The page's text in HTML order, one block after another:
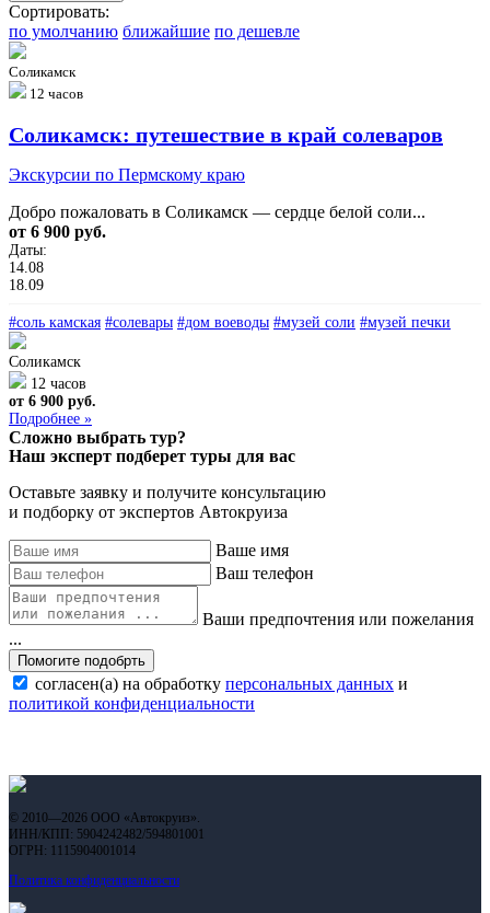
Сортировать:
по умолчанию ближайшие по дешевле
Соликамск
12 часов
Соликамск: путешествие в край солеваров
Экскурсии по Пермскому краю
Добро пожаловать в Соликамск — сердце белой соли...
от 6 900 руб.
Даты:
14.08
18.09
#соль камская #солевары #дом воеводы #музей соли #музей печки
Соликамск
12 часов
от 6 900 руб.
Подробнее »
Сложно выбрать тур?
Наш эксперт подберет туры для вас
Оставьте заявку и получите консультацию
и подборку от экспертов Автокруиза
Ваше имя
Ваш телефон
Ваши предпочтения или пожелания
...
Помогите подобрть
согласен(а) на обработку персональных данных и
политикой конфиденциальности
© 2010—2026 ООО «Автокруиз».
ИНН/КПП: 5904242482/594801001
ОГРН: 1115904001014
Политика конфиденциальности